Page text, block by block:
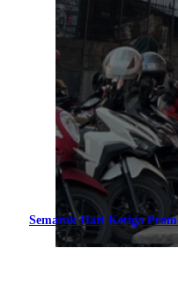
Semarak Hari Ketiga